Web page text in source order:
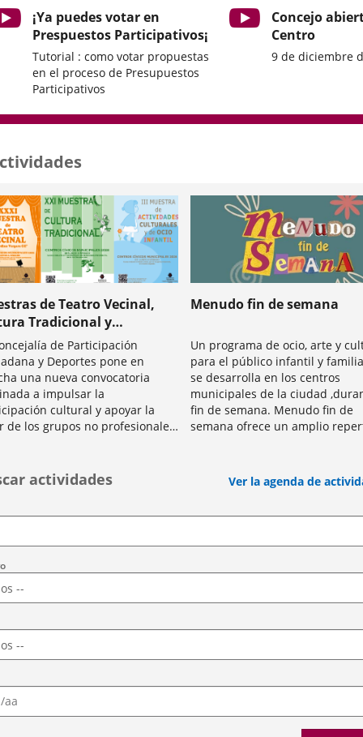
¡Ya puedes votar en
Prespuestos Participativos¡
Tutorial : como votar propuestas
en el proceso de Presupuestos
Participativos
Concejo
Centro
9 de diciembre
de Teatro Vecinal,
Tradicional y
Culturales y de
Infantil 2026
de Participación
y Deportes pone en
una nueva convocatoria
a impulsar la
cultural y apoyar la
de los grupos no profesionales
Menudo fin de semana
Un programa de ocio, arte y
para el público infantil y
se desarrolla en los centros
municipales de la ciudad
fin de semana. Menudo fin de
semana ofrece un amplio
actividades Ver la agenda de